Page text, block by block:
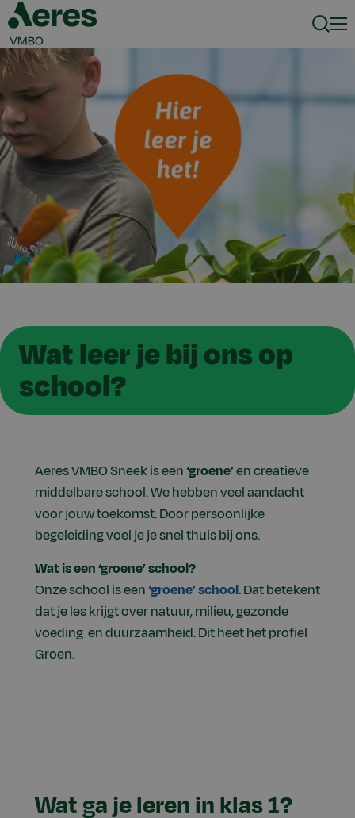
Wat leer je bij ons op
school?
Aeres VMBO Sneek is een‘groene’en creatieve
middelbare school. We hebben veel aandacht
voor jouw toekomst. Door persoonlijke
begeleiding voel je je snel thuis bij ons.
Wat is een ‘groene’ school?
Onze school is een‘groene’school. Dat betekent
dat je les krijgt over natuur, milieu, gezonde
voeding en duurzaamheid. Dit heet het profiel
Groen.
Wat ga je leren in klas 1?